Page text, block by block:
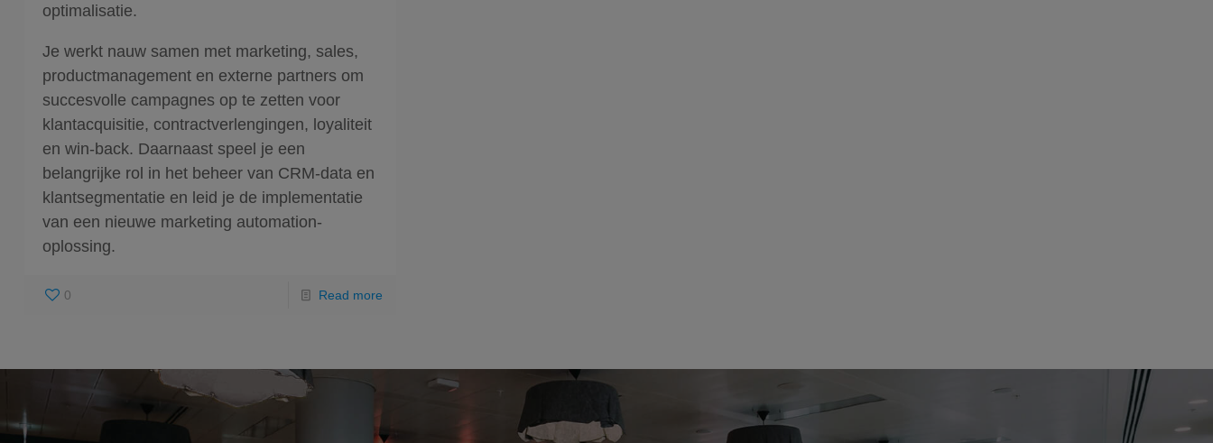
optimalisatie.
Je werkt nauw samen met marketing, sales,
productmanagement en externe partners om
succesvolle campagnes op te zetten voor
klantacquisitie, contractverlengingen, loyaliteit
en win-back. Daarnaast speel je een
belangrijke rol in het beheer van CRM-data en
klantsegmentatie en leid je de implementatie
van een nieuwe marketing automation-
oplossing.
0 Read more